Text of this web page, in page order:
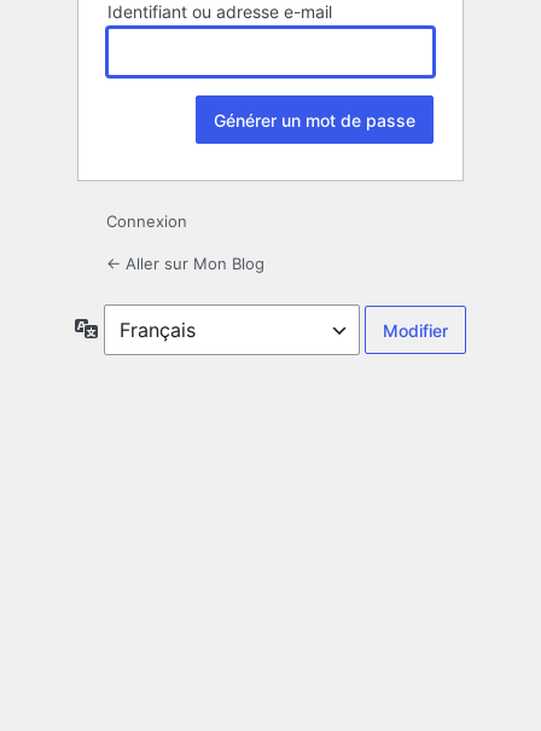
Identifiant ou adresse e-mail
Connexion
← Aller sur Mon Blog
Langue